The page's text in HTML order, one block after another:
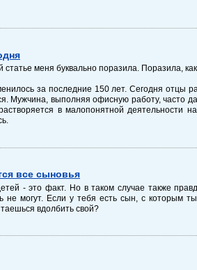
меня буквально поразила. Поразила,
за последние 150 лет. Сегодня отцы
Мужчина, выполняя офисную работу, часто
в малопонятной деятельности
все сыновья
- это факт. Но в таком случае также
не могут. Если у тебя есть сын, с которым
вдолбить свой?